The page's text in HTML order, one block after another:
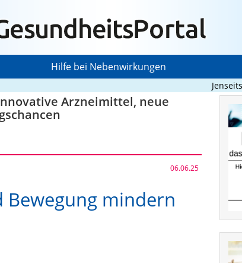
Hilfe bei Nebenwirkungen
Jenseits
Arzneimittel, neue
06.06.25
Bewegung mindern